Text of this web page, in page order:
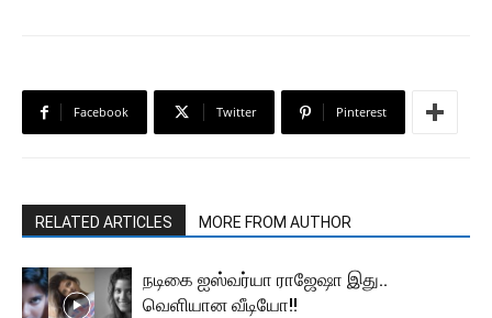
Facebook Twitter Pinterest
RELATED ARTICLES MORE FROM AUTHOR
நடிகை ஐஸ்வர்யா ராஜேஷா இது..
வெளியான வீடியோ!!